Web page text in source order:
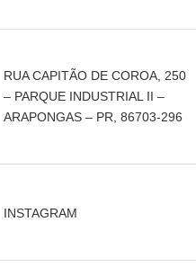
RUA CAPITÃO DE COROA, 250
– PARQUE INDUSTRIAL II –
ARAPONGAS – PR, 86703-296
INSTAGRAM